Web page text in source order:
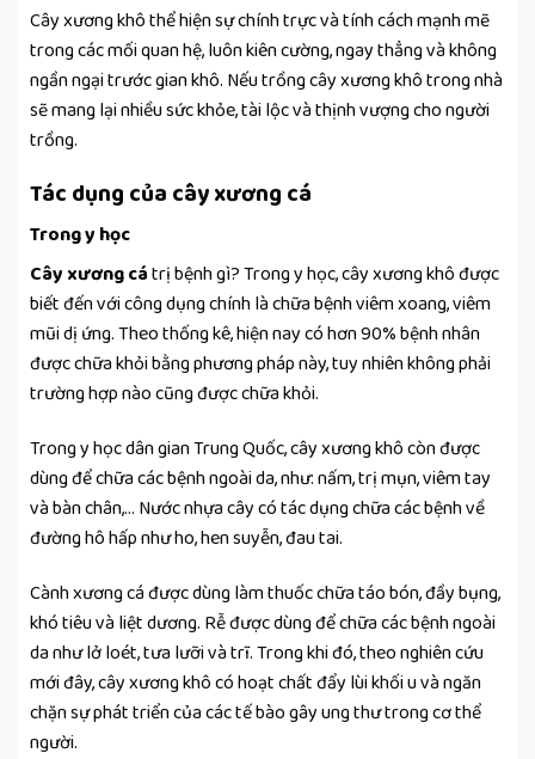
Cây xương khô thể hiện sự chính trực và tính cách mạnh mẽ
trong các mối quan hệ, luôn kiên cường, ngay thẳng và không
ngần ngại trước gian khô. Nếu trồng cây xương khô trong nhà
sẽ mang lại nhiều sức khỏe, tài lộc và thịnh vượng cho người
trồng.
Tác dụng của cây xương cá
Trong y học
Cây xương cátrị bệnh gì? Trong y học, cây xương khô được
biết đến với công dụng chính là chữa bệnh viêm xoang, viêm
mũi dị ứng. Theo thống kê, hiện nay có hơn 90% bệnh nhân
được chữa khỏi bằng phương pháp này, tuy nhiên không phải
trường hợp nào cũng được chữa khỏi.
Trong y học dân gian Trung Quốc, cây xương khô còn được
dùng để chữa các bệnh ngoài da, như: nấm, trị mụn, viêm tay
và bàn chân,… Nước nhựa cây có tác dụng chữa các bệnh về
đường hô hấp như ho, hen suyễn, đau tai.
Cành xương cá được dùng làm thuốc chữa táo bón, đầy bụng,
khó tiêu và liệt dương. Rễ được dùng để chữa các bệnh ngoài
da như lở loét, tưa lưỡi và trĩ. Trong khi đó, theo nghiên cứu
mới đây, cây xương khô có hoạt chất đẩy lùi khối u và ngăn
chặn sự phát triển của các tế bào gây ung thư trong cơ thể
người.